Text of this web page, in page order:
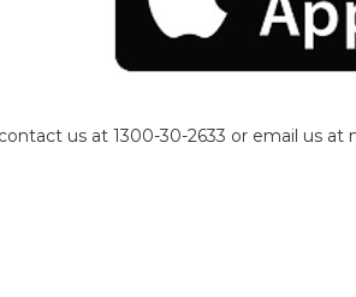
us at 1300-30-2633 or email us at